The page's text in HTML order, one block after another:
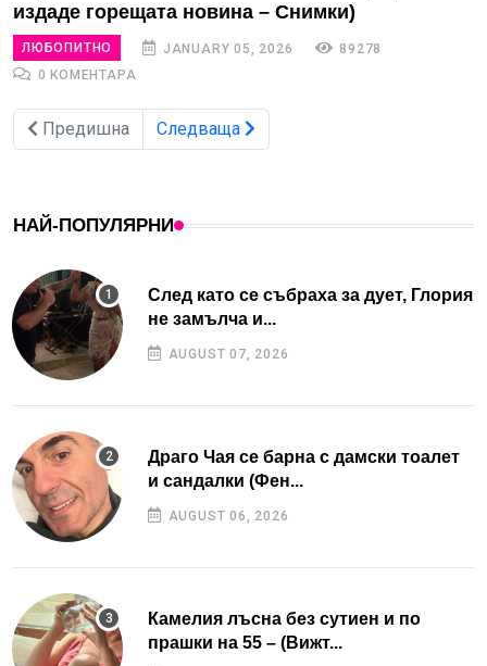
издаде горещата новина – Снимки)
ЛЮБОПИТНО JANUARY 05, 2026
89278
0 КОМЕНТАРА
Предишна Следваща
НАЙ-ПОПУЛЯРНИ
След като се събраха за дует, Глория
не замълча и...
AUGUST 07, 2026
Драго Чая се барна с дамски тоалет
и сандалки (Фен...
AUGUST 06, 2026
Камелия лъсна без сутиен и по
прашки на 55 – (Вижт...